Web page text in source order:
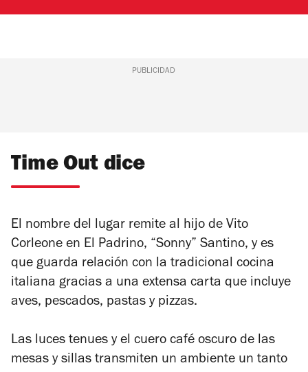
PUBLICIDAD
Time Out dice
El nombre del lugar remite al hijo de Vito
Corleone en El Padrino, “Sonny” Santino, y es
que guarda relación con la tradicional cocina
italiana gracias a una extensa carta que incluye
aves, pescados, pastas y pizzas.
Las luces tenues y el cuero café oscuro de las
mesas y sillas transmiten un ambiente un tanto